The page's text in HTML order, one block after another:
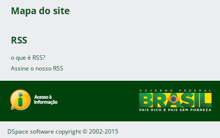
Mapa do site
RSS
o que é RSS?
Assine o nosso RSS
DSpace software copyright © 2002-2015